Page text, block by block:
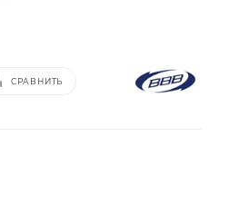
СРАВНИТЬ